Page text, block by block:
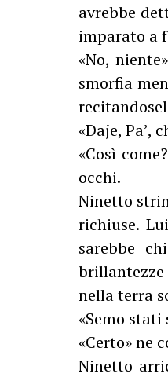
avrebbe
imparato a
«No,
smorfia
«Daje, Pa’,
«Così
occhi.
Ninetto
richiuse.
sarebbe
nella terra
«Semo stati
«Certo» ne
Ninetto